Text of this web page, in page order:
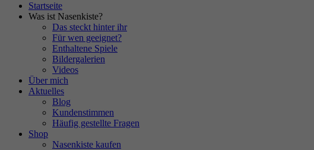
Startseite
Was ist Nasenkiste?
Das steckt hinter ihr
Für wen geeignet?
Enthaltene Spiele
Bildergalerien
Videos
Über mich
Aktuelles
Blog
Kundenstimmen
Häufig gestellte Fragen
Shop
Nasenkiste kaufen